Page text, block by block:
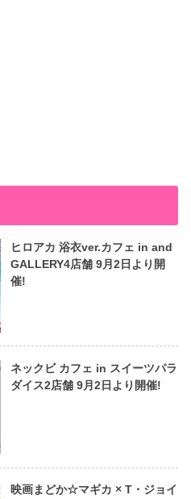
ヒロアカ 浴衣ver.カフェ in and
GALLERY4店舗 9月2日より開
催!
ネックビ カフェ in スイーツパラ
ダイス2店舗 9月2日より開催!
映画まどか☆マギカ × T・ジョイ